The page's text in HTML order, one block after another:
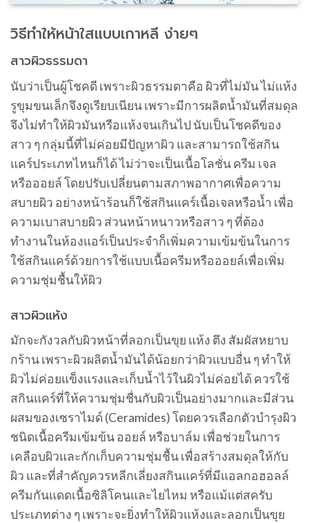
วิธีทําให้หน้าใสแบบเกาหลี ง่ายๆ
สาวผิวธรรมดา
นับว่าเป็นผู้โชคดี เพราะผิวธรรมดาคือ ผิวที่ไม่มัน ไม่แห้ง
รูขุมขนเล็กจึงดูเรียบเนียน เพราะมีการผลิตน้ำมันที่สมดุล
จึงไม่ทำให้ผิวมันหรือแห้งจนเกินไป นับเป็นโชคดีของ
สาว ๆ กลุ่มนี้ที่ไม่ค่อยมีปัญหาผิว และสามารถใช้สกิน
แคร์ประเภทไหนก็ได้ ไม่ว่าจะเป็นเนื้อโลชั่น ครีม เจล
หรือออยล์ โดยปรับเปลี่ยนตามสภาพอากาศเพื่อความ
สบายผิว อย่างหน้าร้อนก็ใช้สกินแคร์เนื้อเจลหรือน้ำ เพื่อ
ความเบาสบายผิว ส่วนหน้าหนาวหรือสาว ๆ ที่ต้อง
ทำงานในห้องแอร์เป็นประจำก็เพิ่มความเข้มข้นในการ
ใช้สกินแคร์ด้วยการใช้แบบเนื้อครีมหรือออยล์เพื่อเพิ่ม
ความชุ่มชื้นให้ผิว
สาวผิวแห้ง
มักจะกังวลกับผิวหน้าที่ลอกเป็นขุย แห้ง ตึง สัมผัสหยาบ
กร้าน เพราะผิวผลิตน้ำมันได้น้อยกว่าผิวแบบอื่น ๆ ทำให้
ผิวไม่ค่อยแข็งแรงและเก็บน้ำไว้ในผิวไม่ค่อยได้ ควรใช้
สกินแคร์ที่ให้ความชุ่มชื่นกับผิวเป็นอย่างมากและมีส่วน
ผสมของเซราไมด์ (Ceramides) โดยควรเลือกตัวบำรุงผิว
ชนิดเนื้อครีมเข้มข้น ออยล์ หรือบาล์ม เพื่อช่วยในการ
เคลือบผิวและกักเก็บความชุ่มชื้น เพื่อสร้างสมดุลให้กับ
ผิว และที่สำคัญควรหลีกเลี่ยงสกินแคร์ที่มีแอลกอฮอลล์
ครีมกันแดดเนื้อซิลิโคนและไยไหม หรือแม้แต่สครับ
ประเภทต่าง ๆ เพราะจะยิ่งทำให้ผิวแห้งและลอกเป็นขุย